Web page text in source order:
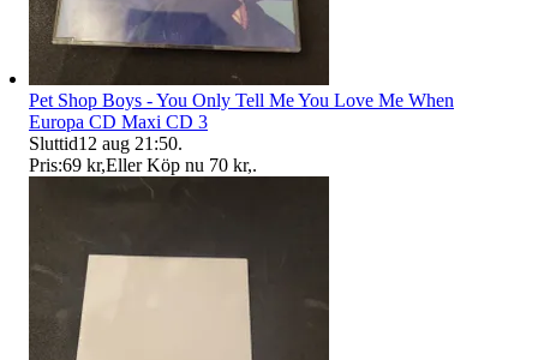
Pet Shop Boys - You Only Tell Me You Love Me When
Europa CD Maxi CD 3
Sluttid12 aug 21:50.
Pris:69 kr,Eller Köp nu 70 kr,.